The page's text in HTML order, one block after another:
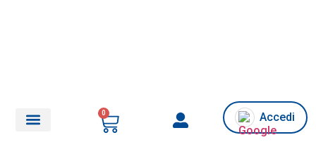
0 Accedi